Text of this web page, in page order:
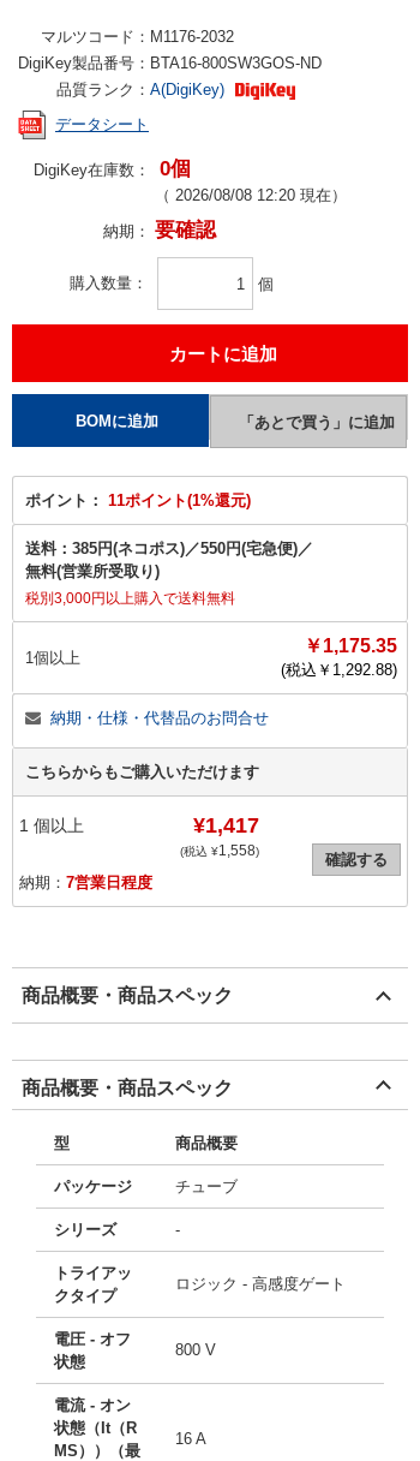
マルツコード： M1176-2032
DigiKey製品番号： BTA16-800SW3GOS-ND
品質ランク： A(DigiKey)
データシート
DigiKey在庫数： 0個
（ 2026/08/08 12:20 現在）
納期： 要確認
購入数量 個
ポイント： 11ポイント(1%還元)
送料： 385円(ネコポス)／550円(宅急便)／
無料(営業所受取り)
税別3,000円以上購入で送料無料
1個以上
￥1,175.35
(税込￥ 1,292.88)
納期・仕様・代替品のお問合せ
こちらからもご購入いただけます
1 個以上 ¥1,417
(税込 ¥1,558)
納期： 7営業日程度
確認する
商品概要・商品スペック
商品概要・商品スペック
型 商品概要
パッケージ チューブ
シリーズ -
トライアッ
クタイプ
ロジック - 高感度ゲート
電圧 - オフ
状態
800 V
電流 - オン
状態（It（R
MS））（最
16 A